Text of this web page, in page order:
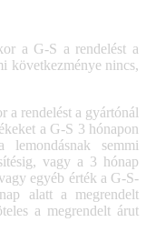
a G-S a rendelést a
következménye nincs,
a rendelést a gyártónál
a G-S 3 hónapon
semmi
vagy a 3 hónap
egyéb érték a G-S-
alatt a megrendelt
a megrendelt árut